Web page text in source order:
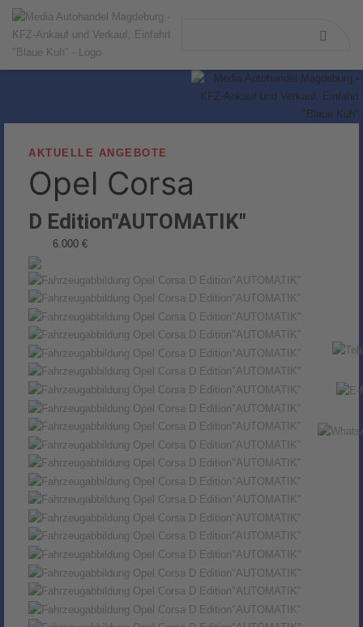
AKTUELLE ANGEBOTE
Opel Corsa
D Edition"AUTOMATIK"
6.000 €